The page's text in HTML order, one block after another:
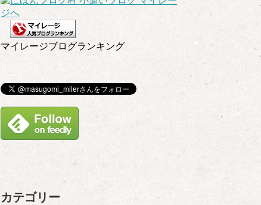
マイレージブログランキング
カテゴリー